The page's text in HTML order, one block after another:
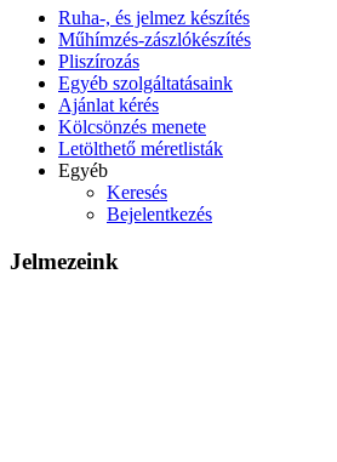
Ruha-, és jelmez készítés
Műhímzés-zászlókészítés
Pliszírozás
Egyéb szolgáltatásaink
Ajánlat kérés
Kölcsönzés menete
Letölthető méretlisták
Egyéb
Keresés
Bejelentkezés
Jelmezeink